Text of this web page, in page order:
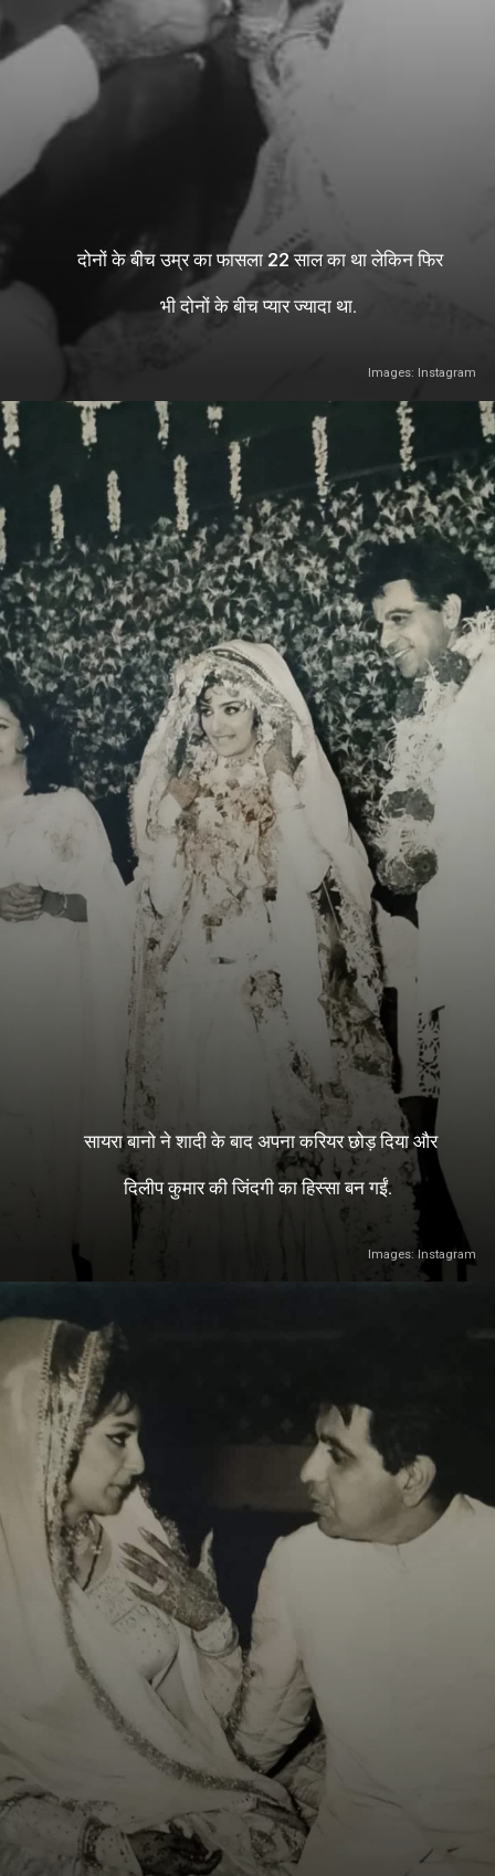
Image Credit: Instagram/
Images: Instagram
दोनों के बीच उम्र का फासला 22 साल का था लेकिन फिर
भी दोनों के बीच प्यार ज्यादा था.
Image Credit: Instagram/
Images: Instagram
सायरा बानो ने शादी के बाद अपना करियर छोड़ दिया और
दिलीप कुमार की जिंदगी का हिस्सा बन गईं.